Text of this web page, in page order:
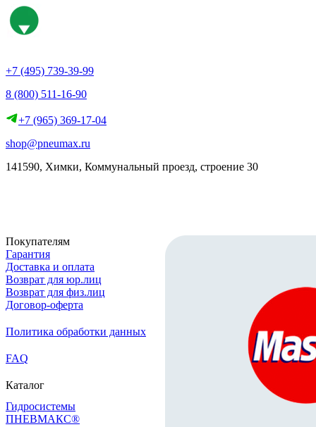
+7 (495) 739-39-99
8 (800) 511-16-90
+7 (965) 369-17-04
shop@pneumax.ru
141590, Химки, Коммунальный проезд, строение 30
Покупателям
Гарантия
Доставка и оплата
Возврат для юр.лиц
Возврат для физ.лиц
Договор-оферта
Политика обработки данных
FAQ
Каталог
Гидросистемы
ПНЕВМАКС®